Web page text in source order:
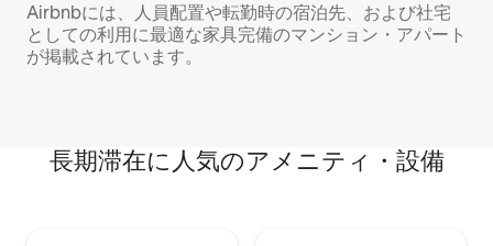
Airbnbには、人員配置や転勤時の宿泊先、および社宅
としての利用に最適な家具完備のマンション・アパート
が掲載されています。
長期滞在に人気のアメニティ・設備